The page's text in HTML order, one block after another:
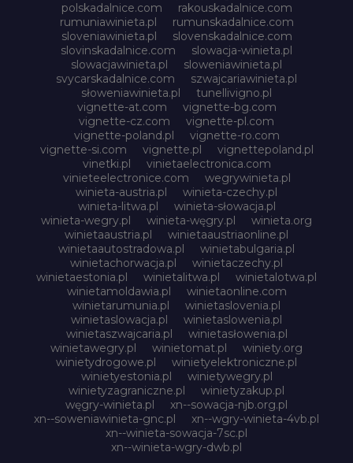
polskadalnice.com
rakouskadalnice.com
rumuniawinieta.pl
rumunskadalnice.com
sloveniawinieta.pl
slovenskadalnice.com
slovinskadalnice.com
slowacja-winieta.pl
slowacjawinieta.pl
sloweniawinieta.pl
svycarskadalnice.com
szwajcariawinieta.pl
słoweniawinieta.pl
tunellivigno.pl
vignette-at.com
vignette-bg.com
vignette-cz.com
vignette-pl.com
vignette-poland.pl
vignette-ro.com
vignette-si.com
vignette.pl
vignettepoland.pl
vinetki.pl
vinietaelectronica.com
vinieteelectronice.com
wegrywinieta.pl
winieta-austria.pl
winieta-czechy.pl
winieta-litwa.pl
winieta-słowacja.pl
winieta-wegry.pl
winieta-węgry.pl
winieta.org
winietaaustria.pl
winietaaustriaonline.pl
winietaautostradowa.pl
winietabulgaria.pl
winietachorwacja.pl
winietaczechy.pl
winietaestonia.pl
winietalitwa.pl
winietalotwa.pl
winietamoldawia.pl
winietaonline.com
winietarumunia.pl
winietaslovenia.pl
winietaslowacja.pl
winietaslowenia.pl
winietaszwajcaria.pl
winietasłowenia.pl
winietawegry.pl
winietomat.pl
winiety.org
winietydrogowe.pl
winietyelektroniczne.pl
winietyestonia.pl
winietywegry.pl
winietyzagraniczne.pl
winietyzakup.pl
węgry-winieta.pl
xn--sowacja-njb.org.pl
xn--soweniawinieta-gnc.pl
xn--wgry-winieta-4vb.pl
xn--winieta-sowacja-7sc.pl
xn--winieta-wgry-dwb.pl